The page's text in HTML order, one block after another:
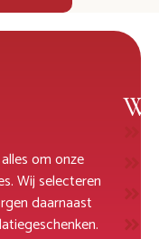
om onze
Wij selecteren
daarnaast